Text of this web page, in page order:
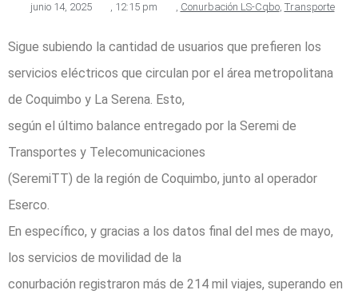
junio 14, 2025 , 12:15 pm , Conurbación LS-Cqbo, Transporte
Sigue subiendo la cantidad de usuarios que prefieren los
servicios eléctricos que circulan por el área metropolitana
de Coquimbo y La Serena. Esto,
según el último balance entregado por la Seremi de
Transportes y Telecomunicaciones
(SeremiTT) de la región de Coquimbo, junto al operador
Eserco.
En específico, y gracias a los datos final del mes de mayo,
los servicios de movilidad de la
conurbación registraron más de 214 mil viajes, superando en